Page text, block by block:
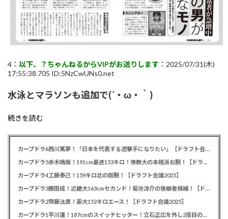
4： 以下、？ちゃんねるからVIPがお送りします ：2025/07/31(木)
17:55:38.705 ID:5NzCwUNs0.net
水泳とマラソンも追加で(´・ω・｀)
続きを読む
カープドラ6西川篤夢！「日本を代表する遊撃手になりたい」【ドラフト会議2025】
カープドラ5赤木晴哉！191cm最速153キロ！佛教大の本格派右腕！【ドラフト会議2025】
カープドラ4工藤泰己！159キロ北の剛腕！【ドラフト会議2025】
カープドラ3勝田成！近畿大163cmセカンド！菊池涼介の後継者候補！【ドラフト会議2025】
カープドラ2齊藤汰直！亜大152キロエース！【ドラフト会議2025】
カープドラ1平川蓮！187cmのスイッチヒッター！立石正広を外し2度目の重複も新井監督がクジを引き当てる！【ドラフト会議2025】